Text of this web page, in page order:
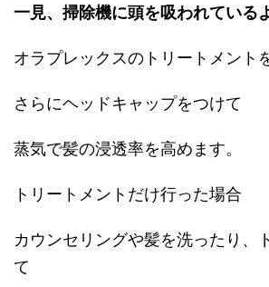
一見、掃除機に頭を吸われている
オラプレックスのトリートメント
さらにヘッドキャップをつけて
蒸気で髪の浸透率を高めます。
トリートメントだけ行った場合
カウンセリングや髪を洗ったり、
て